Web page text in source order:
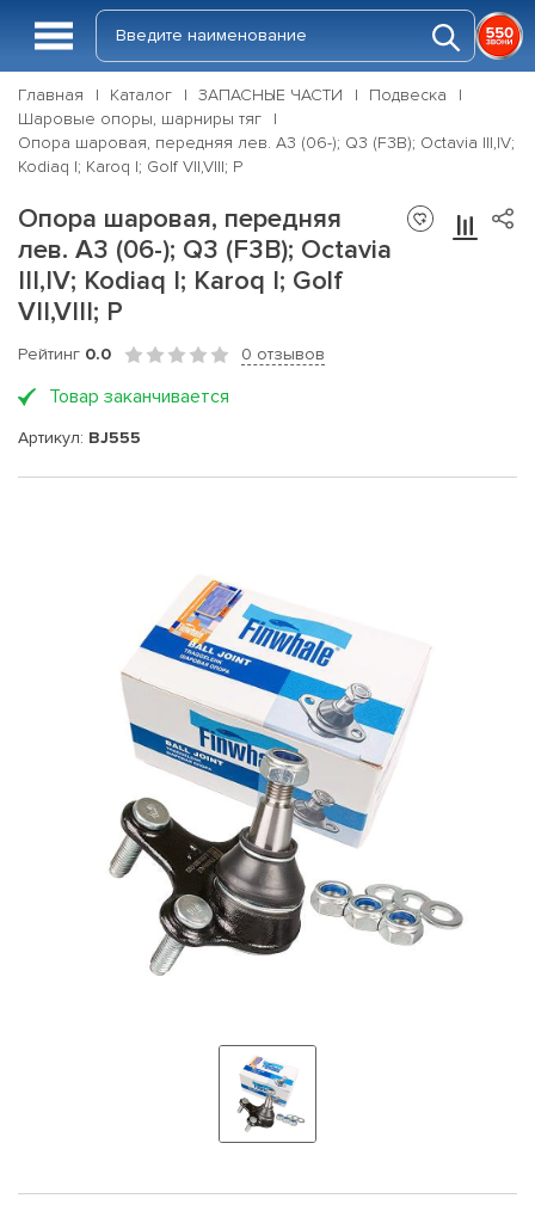
Главная Каталог ЗАПАСНЫЕ ЧАСТИ
Подвеска
Шаровые опоры, шарниры тяг
Опора шаровая, передняя лев. A3 (06-); Q3 (F3B); Octavia III,IV;
Kodiaq I; Karoq I; Golf VII,VIII; P
Опора шаровая, передняя
лев. A3 (06-); Q3 (F3B); Octavia
III,IV; Kodiaq I; Karoq I; Golf
VII,VIII; P
Рейтинг 0.0 0 отзывов
Товар заканчивается
Артикул: BJ555